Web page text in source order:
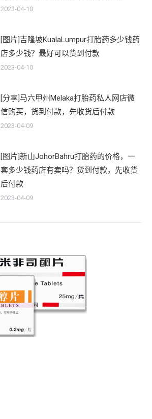
2023-04-10
[图片]吉隆坡KualaLumpur打胎药多少钱药
店多少钱？最好可以货到付款
2023-04-10
[分享]马六甲州Melaka打胎药私人网店微
信购买，货到付款，先收货后付款
2023-04-09
[图片]新山JohorBahru打胎药的价格，一
套多少钱药店有卖吗？货到付款，先收货
后付款
2023-04-09